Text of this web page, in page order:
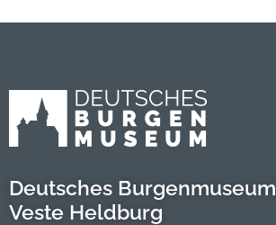
Deutsches Burgenmuseum
Veste Heldburg